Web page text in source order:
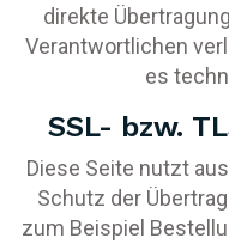
direkte
Verantwortlichen
es
SSL- bzw.
Diese Seite nutzt
Schutz der
zum Beispiel